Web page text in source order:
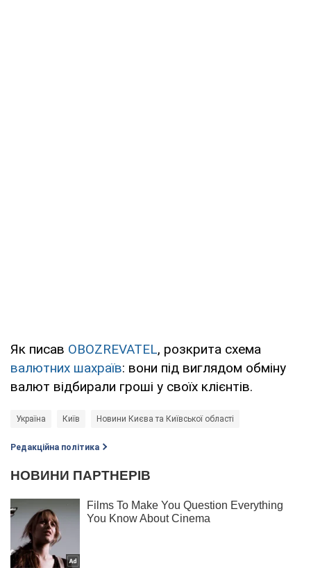
Як писав OBOZREVATEL, розкрита схема
валютних шахраїв: вони під виглядом обміну
валют відбирали гроші у своїх клієнтів.
Україна Київ Новини Києва та Київської області
Редакційна політика